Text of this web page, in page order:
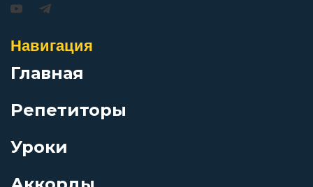
Мы с тобой учились в школе
Игорь Растеряев — Безрукавочка: аккорды для
Просмотров: 15196 чел.
АукцЫон — Возле меня: аккорды для гитары
Навигация
Главная
Репетиторы
Уроки